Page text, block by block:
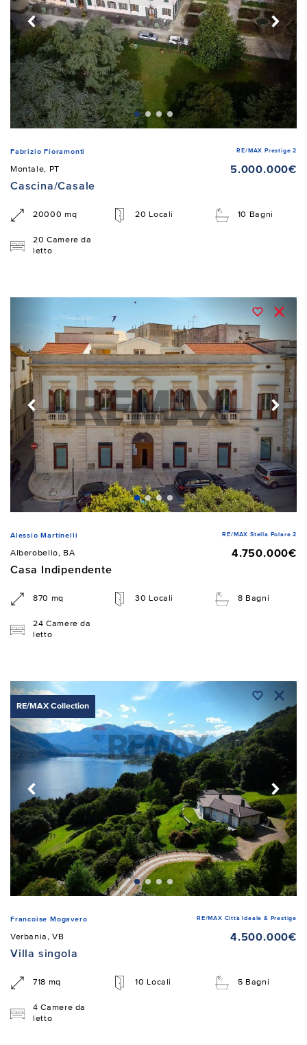
Fabrizio Fioramonti RE/MAX Prestige 2
Montale, PT
5.000.000€
Cascina/Casale
20000 mq 20 Locali 10 Bagni
20 Camere da
letto
Alessio Martinelli RE/MAX Stella Polare 2
Alberobello, BA
4.750.000€
Casa Indipendente
870 mq 30 Locali 8 Bagni
24 Camere da
letto
RE/MAX Collection
Francoise Mogavero RE/MAX Città Ideale & Prestige
Verbania, VB
4.500.000€
Villa singola
718 mq 10 Locali 5 Bagni
4 Camere da
letto